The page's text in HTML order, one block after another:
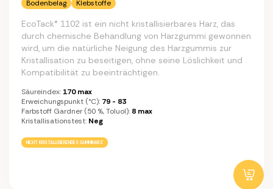
Bodenbelag Klebstoffe
EcoTack® 1102 ist ein nicht kristallisierbares Harz, das
durch chemische Behandlung von Harzgummi gewonnen
wird, um die natürliche Neigung des Harzgummis zur
Kristallisation zu beseitigen, ohne seine Löslichkeit und
Kompatibilität zu beeinträchtigen.
Säureindex: 170 max
Erweichungspunkt (°C): 79 - 83
Farbstoff Gardner (50 %, Toluol): 8 max
Kristallisationstest: Neg
NICHT KRISTALLISIERENDES GUMMIHARZ